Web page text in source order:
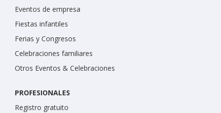
Eventos de empresa
Fiestas infantiles
Ferias y Congresos
Celebraciones familiares
Otros Eventos & Celebraciones
PROFESIONALES
Registro gratuito